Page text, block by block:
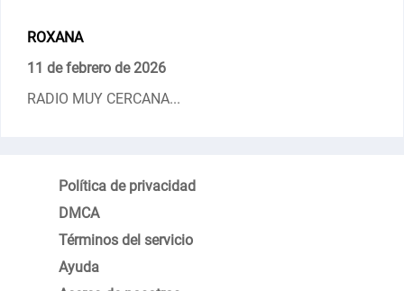
ROXANA
11 de febrero de 2026
RADIO MUY CERCANA...
Política de privacidad
DMCA
Términos del servicio
Ayuda